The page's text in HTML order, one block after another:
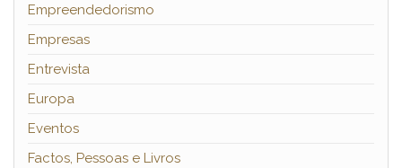
Empreendedorismo
Empresas
Entrevista
Europa
Eventos
Factos, Pessoas e Livros